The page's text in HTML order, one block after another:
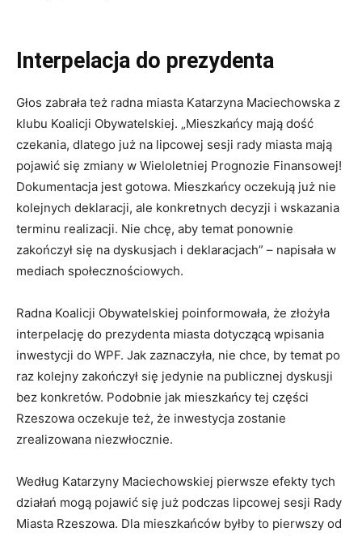
Interpelacja do prezydenta
Głos zabrała też radna miasta Katarzyna Maciechowska z
klubu Koalicji Obywatelskiej. „Mieszkańcy mają dość
czekania, dlatego już na lipcowej sesji rady miasta mają
pojawić się zmiany w Wieloletniej Prognozie Finansowej!
Dokumentacja jest gotowa. Mieszkańcy oczekują już nie
kolejnych deklaracji, ale konkretnych decyzji i wskazania
terminu realizacji. Nie chcę, aby temat ponownie
zakończył się na dyskusjach i deklaracjach” – napisała w
mediach społecznościowych.
Radna Koalicji Obywatelskiej poinformowała, że złożyła
interpelację do prezydenta miasta dotyczącą wpisania
inwestycji do WPF. Jak zaznaczyła, nie chce, by temat po
raz kolejny zakończył się jedynie na publicznej dyskusji
bez konkretów. Podobnie jak mieszkańcy tej części
Rzeszowa oczekuje też, że inwestycja zostanie
zrealizowana niezwłocznie.
Według Katarzyny Maciechowskiej pierwsze efekty tych
działań mogą pojawić się już podczas lipcowej sesji Rady
Miasta Rzeszowa. Dla mieszkańców byłby to pierwszy od